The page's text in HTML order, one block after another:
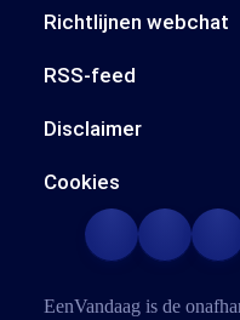
Richtlijnen webchat
RSS-feed
Disclaimer
Cookies
EenVandaag is de